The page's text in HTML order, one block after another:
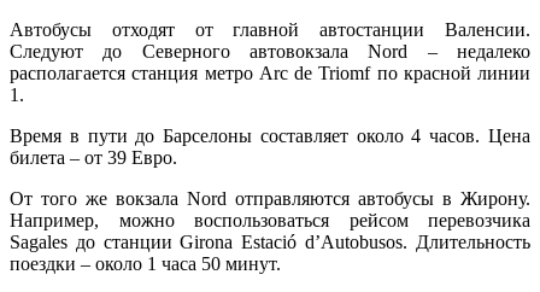
Автобусы отходят от главной автостанции Валенсии.
Следуют до Северного автовокзала Nord – недалеко
располагается станция метро Arc de Triomf по красной линии
1.
Время в пути до Барселоны составляет около 4 часов. Цена
билета – от 39 Евро.
От того же вокзала Nord отправляются автобусы в Жирону.
Например, можно воспользоваться рейсом перевозчика
Sagales до станции Girona Estació d’Autobusos. Длительность
поездки – около 1 часа 50 минут.